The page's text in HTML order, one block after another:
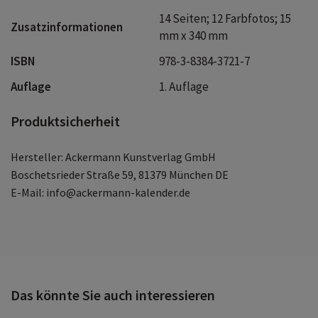
Belange der Bevölkerung gefördert werden. Auch eine
schöne Geschenkidee für Italien-Fans, Bewunder:innen
des Mittelmeers und der mediterranen Lebensart sowie
Reisefreudige.
Zusatzinformationen
14 Seiten; 12 Farbfotos; 15
mm x 340 mm
ISBN
978-3-8384-3721-7
Auflage
1. Auflage
Produktsicherheit
Hersteller: Ackermann Kunstverlag GmbH
Boschetsrieder Straße 59, 81379 München DE
E-Mail: info@ackermann-kalender.de
Das könnte Sie auch interessieren